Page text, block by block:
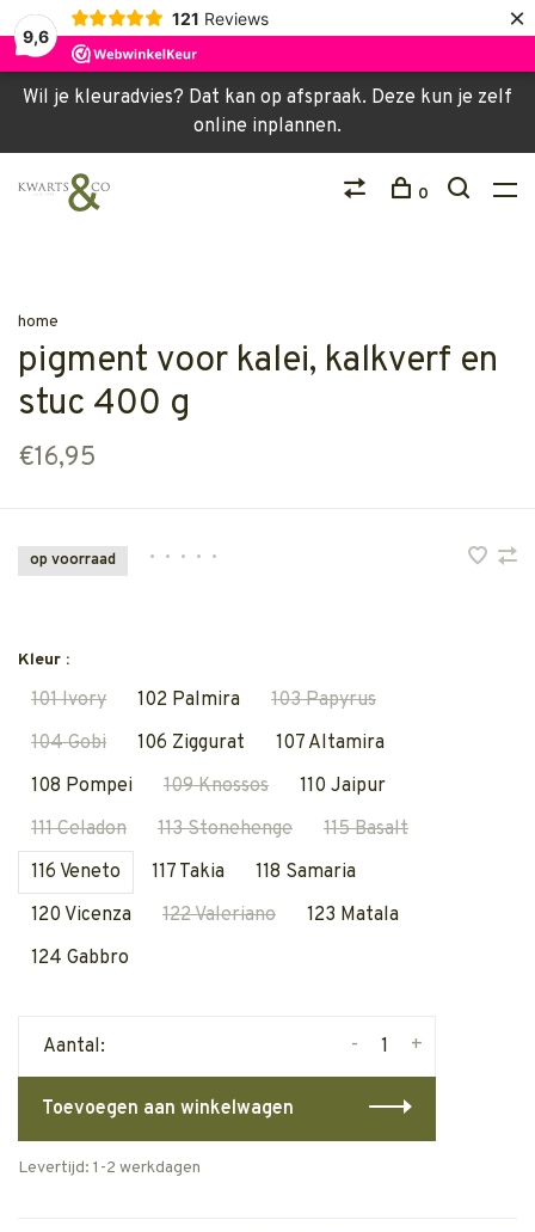
9,6
121 Reviews ×
Wil je kleuradvies? Dat kan op afspraak. Deze kun je zelf
online inplannen.
0
home
pigment voor kalei, kalkverf en
stuc 400 g
€16,95
op voorraad • • • • •
Kleur :
101 Ivory 102 Palmira
103 Papyrus
104 Gobi
106 Ziggurat
107 Altamira
108 Pompei
109 Knossos
110 Jaipur
111 Celadon
113 Stonehenge
115 Basalt
116 Veneto
117 Takia
118 Samaria
120 Vicenza
122 Valeriano
123 Matala
124 Gabbro
Aantal: +
-
Toevoegen aan winkelwagen
Levertijd: 1-2 werkdagen